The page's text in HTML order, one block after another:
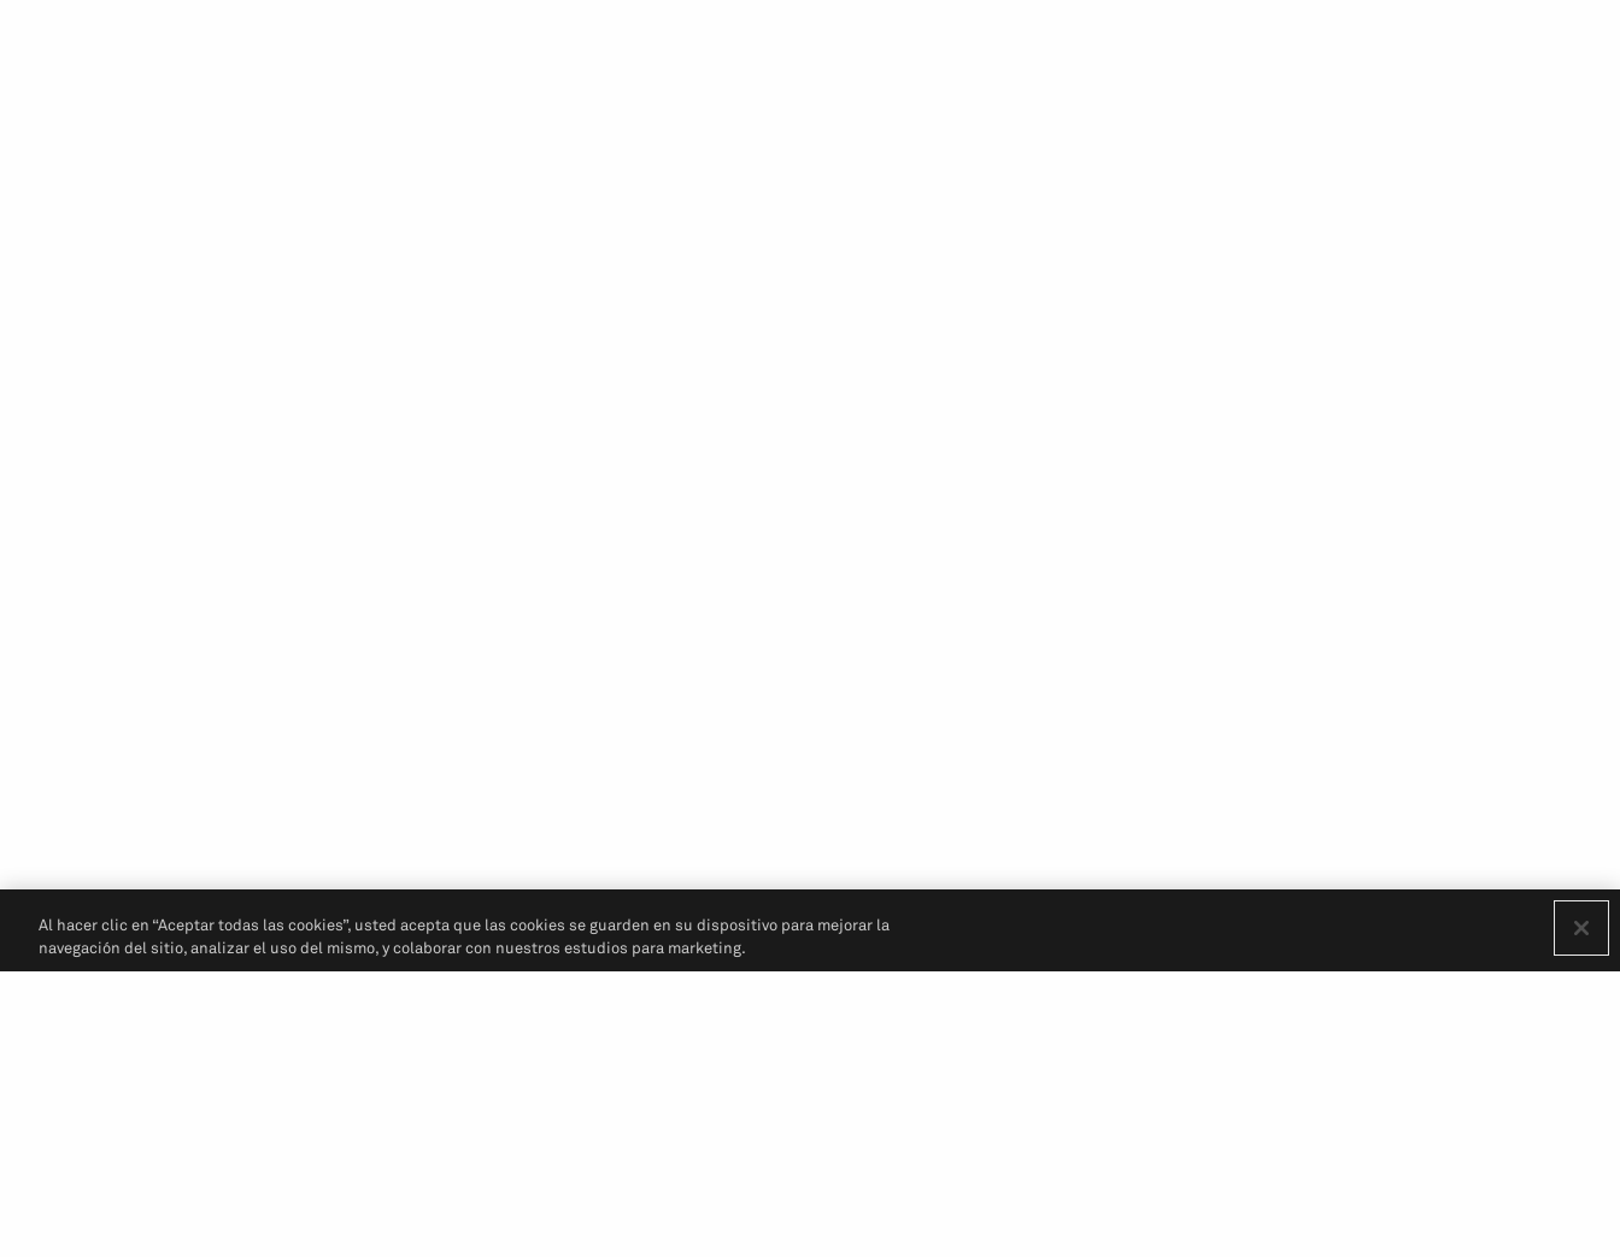
Al hacer clic en “Aceptar todas las cookies”, usted acepta que las cookies se guarden en su dispositivo para mejorar la
navegación del sitio, analizar el uso del mismo, y colaborar con nuestros estudios para marketing.